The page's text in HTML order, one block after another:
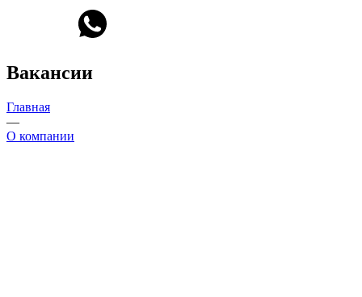
Вакансии
Главная
—
О компании